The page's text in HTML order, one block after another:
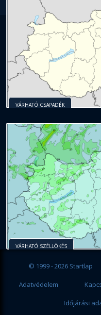
VÁRHATÓ CSAPADÉK
VÁRHATÓ SZÉLLÖKÉS
© 1999 - 2026 Startlap
Adatvédelem
Időjárási